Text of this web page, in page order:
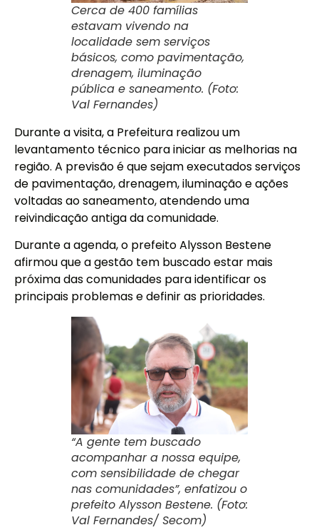
Cerca de 400 famílias
estavam vivendo na
localidade sem serviços
básicos, como pavimentação,
drenagem, iluminação
pública e saneamento. (Foto:
Val Fernandes)
Durante a visita, a Prefeitura realizou um
levantamento técnico para iniciar as melhorias na
região. A previsão é que sejam executados serviços
de pavimentação, drenagem, iluminação e ações
voltadas ao saneamento, atendendo uma
reivindicação antiga da comunidade.
Durante a agenda, o prefeito Alysson Bestene
afirmou que a gestão tem buscado estar mais
próxima das comunidades para identificar os
principais problemas e definir as prioridades.
“A gente tem buscado
acompanhar a nossa equipe,
com sensibilidade de chegar
nas comunidades”, enfatizou o
prefeito Alysson Bestene. (Foto:
Val Fernandes/ Secom)